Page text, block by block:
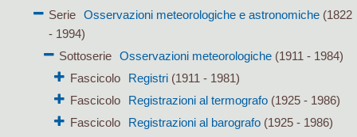
Serie Osservazioni meteorologiche e astronomiche(1822
- 1994)
Sottoserie
Osservazioni meteorologiche (1911 - 1984)
Fascicolo
Registri(1911 - 1981)
Fascicolo
Registrazioni al termografo(1925 - 1986)
Fascicolo
Registrazioni al barografo(1925 - 1986)